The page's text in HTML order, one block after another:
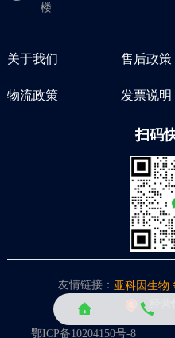
楼
关于我们 售后政策
物流政策 发票说明
扫码
友情链接： 亚科因生物
经
鄂ICP备10204150号-8